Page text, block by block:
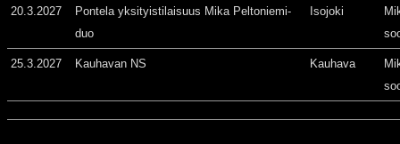
20.3.2027
Pontela yksityistilaisuus Mika Peltoniemi-
duo
Isojoki
25.3.2027 Kauhavan NS Kauhava